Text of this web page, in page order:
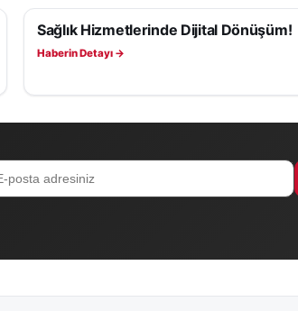
SAĞLIK
Sağlık Hizmetlerinde Dijital Dönüşüm!
Haberin Detayı →